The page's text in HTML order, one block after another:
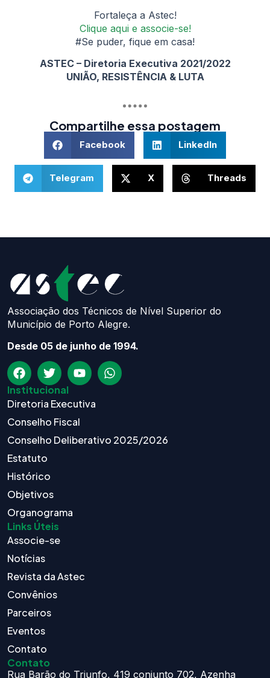
Fortaleça a Astec!
Clique aqui e associe-se!
#Se puder, fique em casa!
ASTEC – Diretoria Executiva 2021/2022
UNIÃO, RESISTÊNCIA & LUTA
Compartilhe essa postagem
Facebook LinkedIn
Telegram X Threads
Associação dos Técnicos de Nível Superior do
Município de Porto Alegre.
Desde 05 de junho de 1994.
Institucional
Diretoria Executiva
Conselho Fiscal
Conselho Deliberativo 2025/2026
Estatuto
Histórico
Objetivos
Organograma
Links Úteis
Associe-se
Notícias
Revista da Astec
Convênios
Parceiros
Eventos
Contato
Contato
Rua Barão do Triunfo, 419 conjunto 702, Azenha